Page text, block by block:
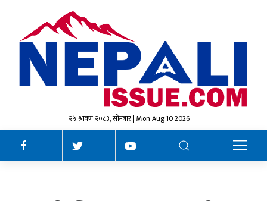
२५ श्रावण २०८३, सोमबार | Mon Aug 10 2026